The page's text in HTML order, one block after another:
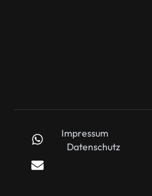
Impressum
Datenschutz